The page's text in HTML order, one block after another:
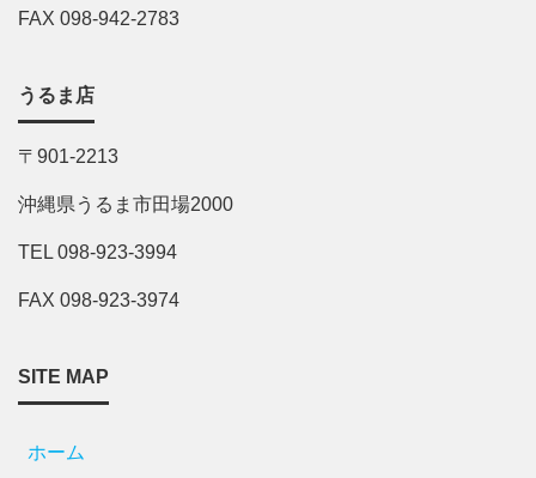
FAX 098-942-2783
うるま店
〒901-2213
沖縄県うるま市田場2000
TEL 098-923-3994
FAX 098-923-3974
SITE MAP
ホーム